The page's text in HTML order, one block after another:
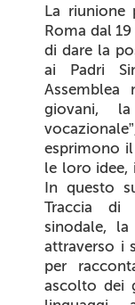
La riunione
Roma dal
di dare la
ai Padri
Assemblea
giovani,
esprimono
le loro idee,
In questo
Traccia di
sinodale, la
attraverso i
per
ascolto dei